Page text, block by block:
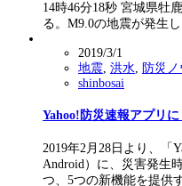
14時46分18秒 宮城県牡
る。M9.0の地震が発生
2019/3/1
地震, 洪水, 防災ノ
shinbosai
Yahoo!防災速報アプリ
2019年2月28日より、「
Android）に、災害発生
つ、5つの新機能を提供